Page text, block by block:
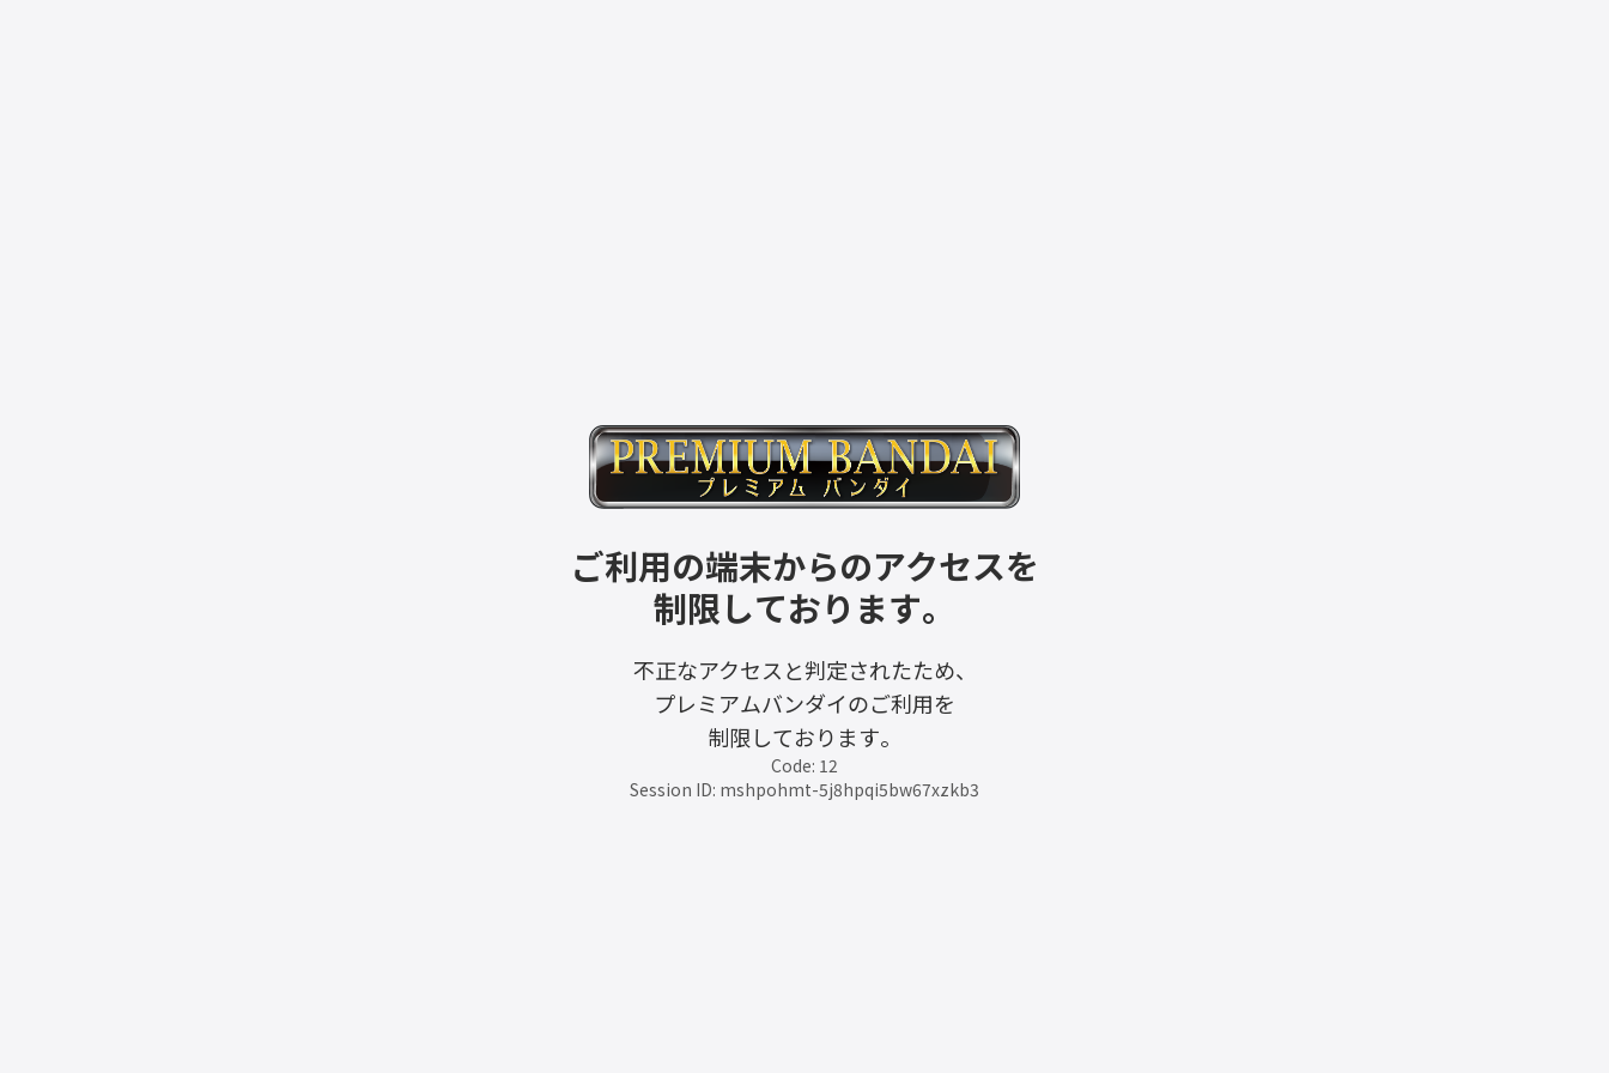
ご利用の端末からのアクセスを
制限しております。
不正なアクセスと判定されたため、
プレミアムバンダイのご利用を
制限しております。
Code: 12
Session ID: mshpohmt-5j8hpqi5bw67xzkb3